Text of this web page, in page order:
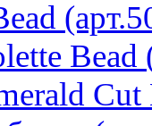
Bead
Cut